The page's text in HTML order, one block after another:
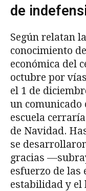
de
Según relatan
conocimiento
económica del
octubre por
el 1 de
un
escuela
de Navidad.
se
gracias
esfuerzo de las
estabilidad y el